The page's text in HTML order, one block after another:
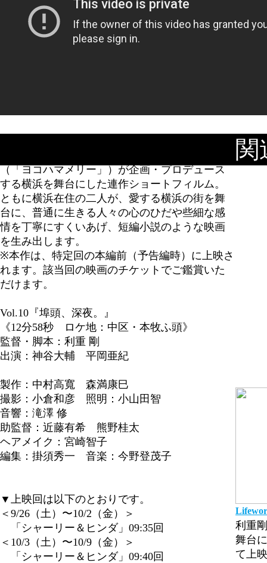
（「ヨコハマメリー」）が企画・プロデュース
する横浜を舞台にした連作ショートフィルム。
ともに横浜在住の二人が、愛する横浜の街を舞
台に、普通に生きる人々の心のひだや些細な感
情を丁寧にすくいあげ、短編小説のような映画
を生み出します。
※本作は、特定回の本編前（予告編時）に上映さ
れます。該当回の映画のチケットでご鑑賞いた
だけます。
Vol.10『埠頭、深夜。』
《12分58秒 ロケ地：中区・本牧ふ頭》
監督・脚本：利重 剛
出演：神谷大輔 平岡亜紀
製作：中村高寬 森満康巳
撮影：小倉和彦 照明：小山田智
音響：滝澤 修
助監督：近藤有希 熊野桂太
ヘアメイク：宮崎智子
編集：掛須秀一 音楽：今野登茂子
▼上映回は以下のとおりです。
＜9/26（土）〜10/2（金）＞
「シャーリー＆ヒンダ」09:35回
＜10/3（土）〜10/9（金）＞
「シャーリー＆ヒンダ」09:40回
関
利重
舞台
て上